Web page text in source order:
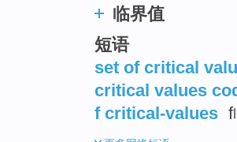
临界值
短语
set of critical
critical values
f critical-values f